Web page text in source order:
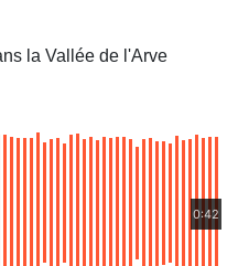
la Vallée de l'Arve
0:42